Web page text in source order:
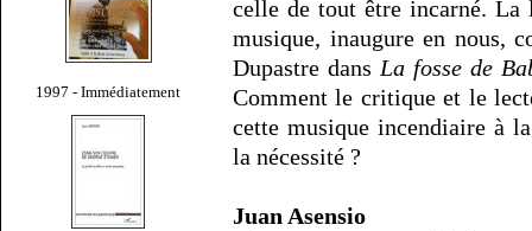
1997 - Immédiatement
celle de tout être incarné. La
musique, inaugure en nous,
Dupastre dans La fosse de
Comment le critique et le
cette musique incendiaire à
la nécessité ?
Juan Asensio